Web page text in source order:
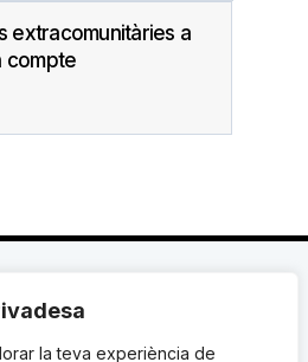
la teva experiència de
extracomunitàries a
compte
Barcelona |